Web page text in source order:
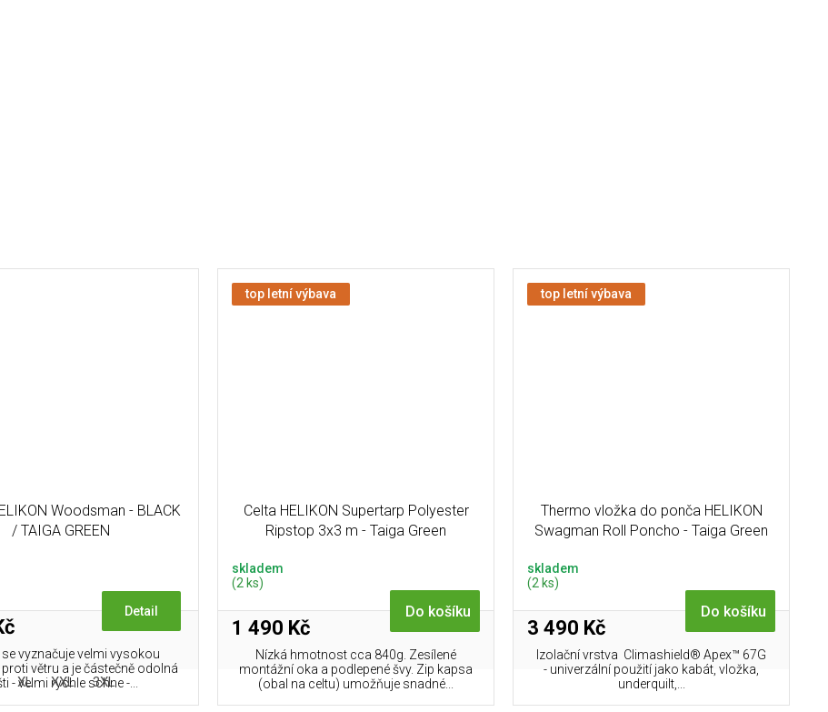
Woodsman - BLACK
/ TAIGA GREEN
Detail
vyznačuje velmi vysokou
větru a je částečně odolná
- velmi rychle schne -...
XL XXL 3XL
top letní výbava
Celta HELIKON Supertarp Polyester
Ripstop 3x3 m - Taiga Green
skladem
(2 ks)
1 490 Kč
Do košíku
Nízká hmotnost cca 840g. Zesílené
montážní oka a podlepené švy. Zip kapsa
(obal na celtu) umožňuje snadné...
top letní výbava
Thermo vložka do ponča HELIKON
Swagman Roll Poncho - Taiga Green
skladem
(2 ks)
3 490 Kč
Do košíku
Izolační vrstva Climashield® Apex™ 67G
- univerzální použití jako kabát, vložka,
underquilt,...